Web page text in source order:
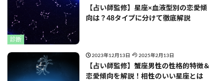
診断
【占い師監修】星座×血液型別の恋愛傾
向は？48タイプに分けて徹底解説
2023年12月13日 2025年2月13日
【占い師監修】蟹座男性の性格的特徴＆
恋愛傾向を解説！相性のいい星座とは